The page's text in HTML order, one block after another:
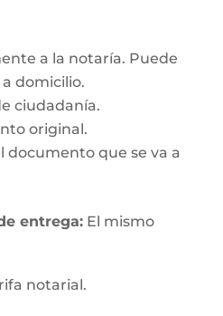
a la notaría. Puede
domicilio.
ciudadanía.
original.
documento que se va a
entrega:El mismo
notarial.